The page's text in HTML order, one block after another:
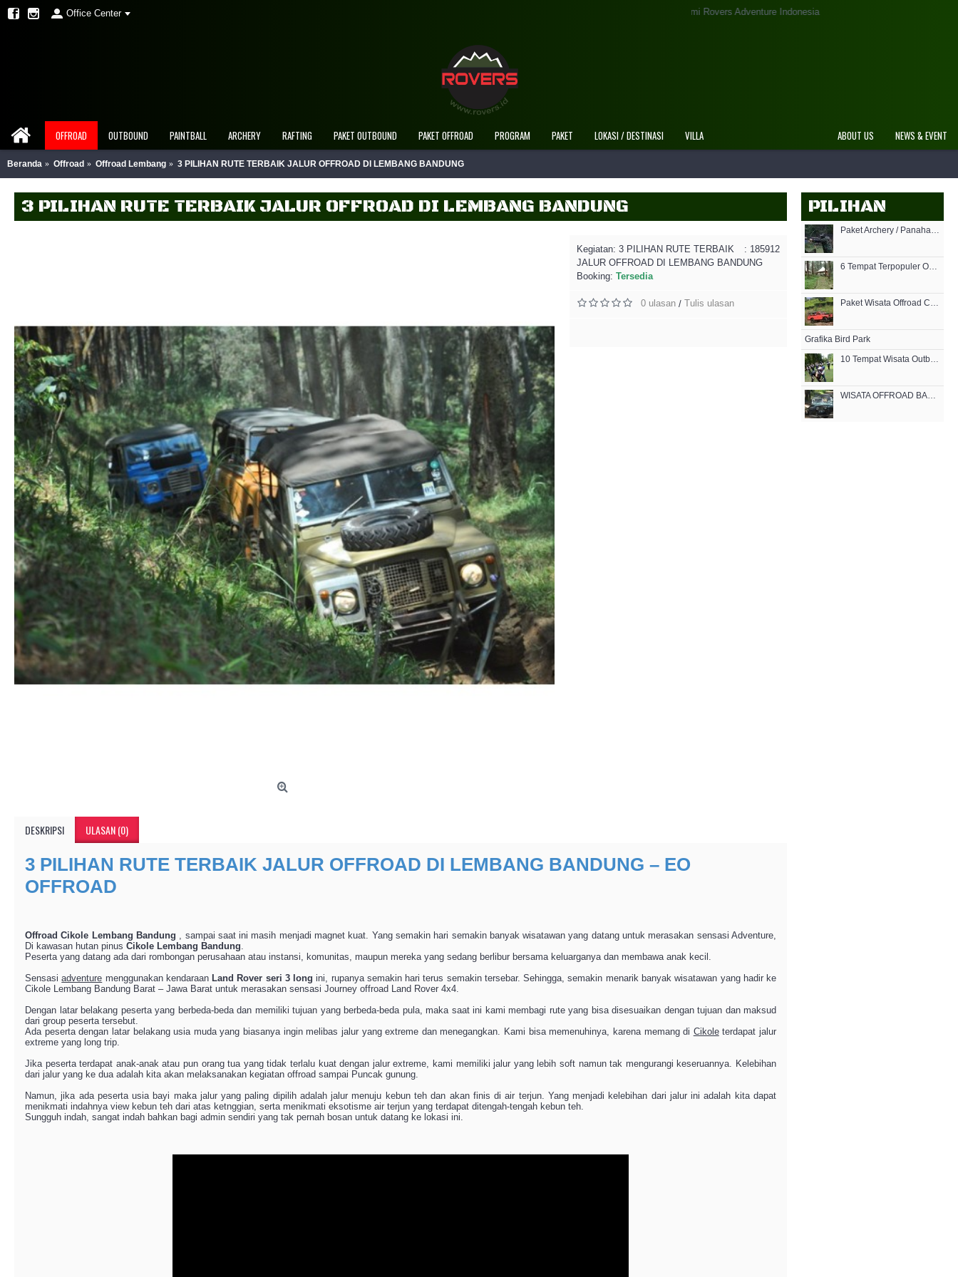
Office Center Selamat Datang Di Website Resmi Rovers Adventure Indonesia
OFFROAD OUTBOUND PAINTBALL ARCHERY RAFTING PAKET OUTBOUND PAKET OFFROAD PROGRAM PAKET LOKASI / DESTINASI VILLA NEWS & EVENT
ABOUT US
Beranda Offroad Offroad Lembang 3 PILIHAN RUTE TERBAIK JALUR OFFROAD DI LEMBANG BANDUNG
PILIHAN
Paket Archery / Panahan di Lembang Bandung
6 Tempat Terpopuler Outbound Lembang Bandung 2019
Paket Wisata Offroad Cikole Lembang Bandung
Grafika Bird Park
10 Tempat Wisata Outbound Terupdate Terbaik di Bandung
WISATA OFFROAD BANDUNG CIKOLE
3 PILIHAN RUTE TERBAIK JALUR OFFROAD DI LEMBANG BANDUNG
: 185912
Kegiatan: 3 PILIHAN RUTE TERBAIK
JALUR OFFROAD DI LEMBANG BANDUNG
Booking: Tersedia
0 ulasan/ Tulis ulasan
DESKRIPSI ULASAN (0)
3 PILIHAN RUTE TERBAIK JALUR OFFROAD DI LEMBANG BANDUNG – EO
OFFROAD
Offroad Cikole Lembang Bandung , sampai saat ini masih menjadi magnet kuat. Yang semakin hari semakin banyak wisatawan yang datang untuk merasakan sensasi Adventure,
Di kawasan hutan pinus Cikole Lembang Bandung.
Peserta yang datang ada dari rombongan perusahaan atau instansi, komunitas, maupun mereka yang sedang berlibur bersama keluarganya dan membawa anak kecil.
Sensasiadventure menggunakan kendaraan Land Rover seri 3 long ini, rupanya semakin hari terus semakin tersebar. Sehingga, semakin menarik banyak wisatawan yang hadir ke
Cikole Lembang Bandung Barat – Jawa Barat untuk merasakan sensasi Journey offroad Land Rover 4x4.
Dengan latar belakang peserta yang berbeda-beda dan memiliki tujuan yang berbeda-beda pula, maka saat ini kami membagi rute yang bisa disesuaikan dengan tujuan dan maksud
dari group peserta tersebut.
Ada peserta dengan latar belakang usia muda yang biasanya ingin melibas jalur yang extreme dan menegangkan. Kami bisa memenuhinya, karena memang di Cikoleterdapat jalur
extreme yang long trip.
Jika peserta terdapat anak-anak atau pun orang tua yang tidak terlalu kuat dengan jalur extreme, kami memiliki jalur yang lebih soft namun tak mengurangi keseruannya. Kelebihan
dari jalur yang ke dua adalah kita akan melaksanakan kegiatan offroad sampai Puncak gunung.
Namun, jika ada peserta usia bayi maka jalur yang paling dipilih adalah jalur menuju kebun teh dan akan finis di air terjun. Yang menjadi kelebihan dari jalur ini adalah kita dapat
menikmati indahnya view kebun teh dari atas ketnggian, serta menikmati eksotisme air terjun yang terdapat ditengah-tengah kebun teh.
Sungguh indah, sangat indah bahkan bagi admin sendiri yang tak pernah bosan untuk datang ke lokasi ini.